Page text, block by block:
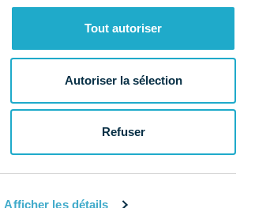
Afficher les détails
Tout autoriser
Autoriser la sélection
Refuser
materiel dentaire,RSE Leave a comment
Nos missions